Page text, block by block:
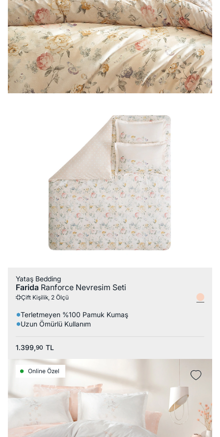
Yataş Bedding
Farida Ranforce Nevresim Seti
Çift Kişilik, 2 Ölçü
Terletmeyen %100 Pamuk Kumaş
Uzun Ömürlü Kullanım
1.399,90 TL
Online Özel